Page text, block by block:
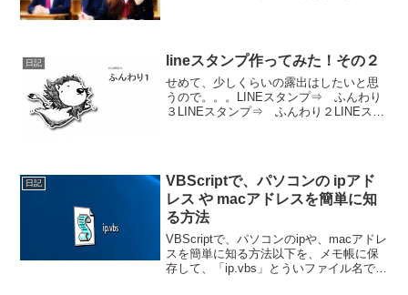
ぎを食べる日でしょ！(笑...
日記 lineスタンプ作ってみた！その２
せめて、少しくらいの露出はしたいと思
うので。。。LINEスタンプ⇒ ふんわり
３LINEスタンプ⇒ ふんわり２LINEスタ
日記
VBScriptで、パソコンの ipアド
レス や macアドレスを簡単に知
る方法
VBScriptで、パソコンのipや、macアドレ
スを簡単に知る方法以下を、メモ帳に保
存して、「ip.vbs」とういファイル名で保